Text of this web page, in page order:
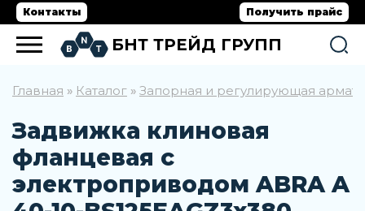
Контакты Получить прайс
БНТ ТРЕЙД ГРУПП
Главная » Каталог » Запорная и регулирующая
Задвижка клиновая
фланцевая с
электроприводом ABRA A